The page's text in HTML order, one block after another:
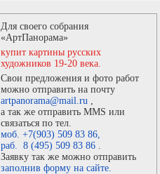
Для своего собрания
«АртПанорама»
купит картины русских
художников 19-20 века.
Свои предложения и фото работ
можно отправить на почту
artpanorama@mail.ru ,
а так же отправить MMS или
связаться по тел.
моб. +7(903) 509 83 86,
раб. 8 (495) 509 83 86 .
Заявку так же можно отправить
заполнив форму на сайте.